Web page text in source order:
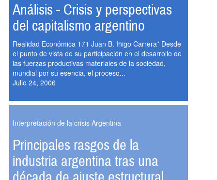
Análisis - Crisis y perspectivas
del capitalismo argentino
Realidad Económica 171 Juan B. Iñigo Carrera* Desde
el punto de vista de su participación en el desarrollo de
las fuerzas productivas materiales de la sociedad,
mundial por su esencia, el proceso...
Julio 24, 2006
Interpretación de la crisis Argentina
Principales rasgos de la
industria argentina tras una